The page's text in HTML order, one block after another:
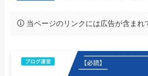
当ページのリンクには広告が含まれ